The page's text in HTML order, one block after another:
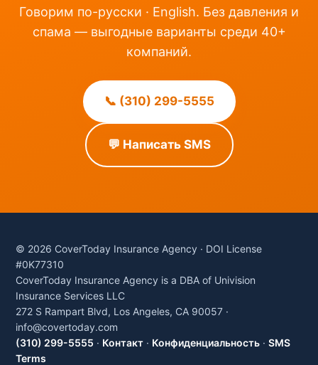
Говорим по-русски · English. Без давления и
спама — выгодные варианты среди 40+
компаний.
📞 (310) 299-5555
💬 Написать SMS
© 2026 CoverToday Insurance Agency · DOI License
#0K77310
CoverToday Insurance Agency is a DBA of Univision
Insurance Services LLC
272 S Rampart Blvd, Los Angeles, CA 90057 ·
info@covertoday.com
(310) 299-5555 · Контакт · Конфиденциальность · SMS
Terms